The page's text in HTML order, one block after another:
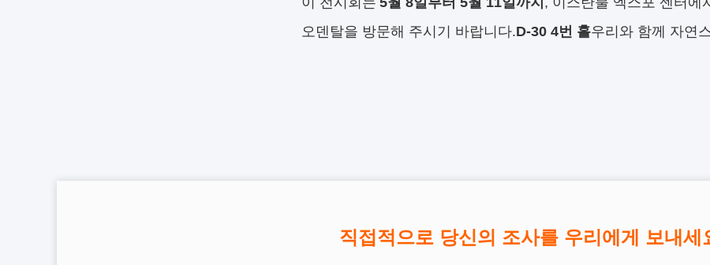
오덴탈을 방문해 주시기 바랍니다.D-30 4번 홀우리와 함께 자연
직접적으로 당신의 조사를 우리에게 보내세